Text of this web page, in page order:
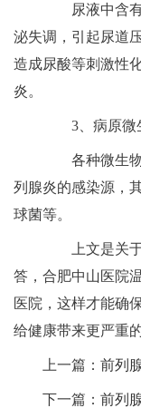
尿液中含有
泌失调，引起尿道
造成尿酸等刺激性
炎。
3、病原微
各种微生物
列腺炎的感染源，
球菌等。
上文是关于
答，合肥中山医院
医院，这样才能确
给健康带来更严重
上一篇： 前列
下一篇： 前列